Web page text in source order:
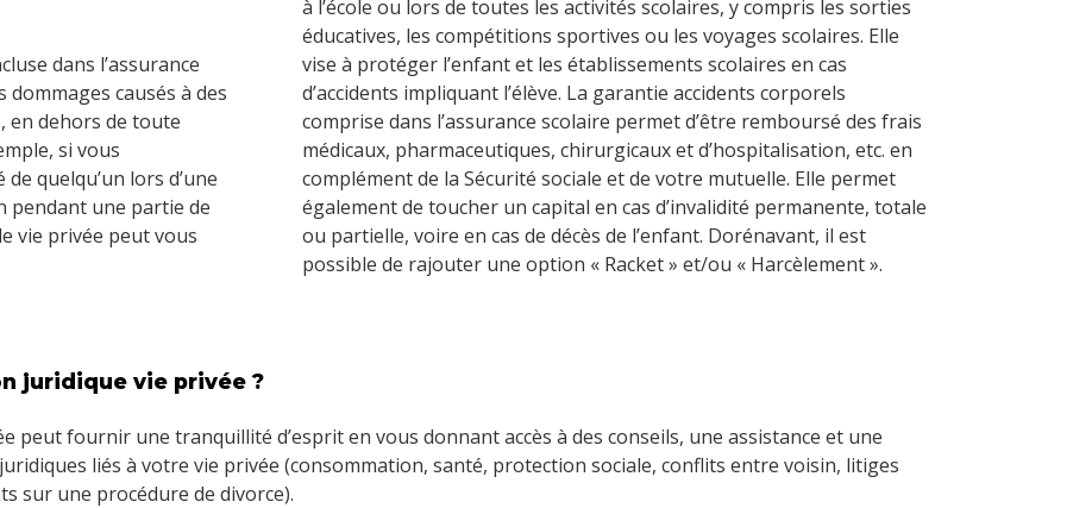
dans l’assurance
causés à des
en dehors de toute
si vous
quelqu’un lors d’une
pendant une partie de
vie privée peut vous
à l’école ou lors de toutes les activités scolaires, y compris les sorties
éducatives, les compétitions sportives ou les voyages scolaires. Elle
vise à protéger l’enfant et les établissements scolaires en cas
d’accidents impliquant l’élève. La garantie accidents corporels
comprise dans l’assurance scolaire permet d’être remboursé des frais
médicaux, pharmaceutiques, chirurgicaux et d’hospitalisation, etc. en
complément de la Sécurité sociale et de votre mutuelle. Elle permet
également de toucher un capital en cas d’invalidité permanente, totale
ou partielle, voire en cas de décès de l’enfant. Dorénavant, il est
possible de rajouter une option « Racket » et/ou « Harcèlement ».
juridique vie privée ?
peut fournir une tranquillité d’esprit en vous donnant accès à des conseils, une assistance et une
liés à votre vie privée (consommation, santé, protection sociale, conflits entre voisin, litiges
sur une procédure de divorce).